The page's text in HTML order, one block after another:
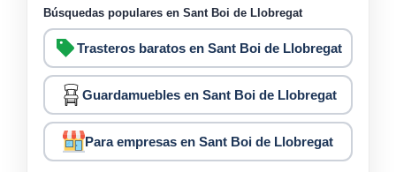
Búsquedas populares en Sant Boi de Llobregat
Trasteros baratos en Sant Boi de Llobregat
Guardamuebles en Sant Boi de Llobregat
Para empresas en Sant Boi de Llobregat